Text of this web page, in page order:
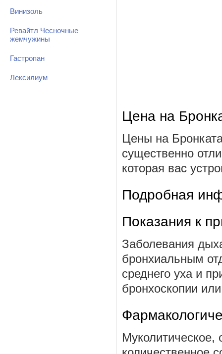
Винизоль
Ревайтл Чесночные
жемчужины
Гастропан
Лексилиум
Цена на
Цены на
существенно
которая вас
Подробная
Показания к
Заболевания
бронхиальным
среднего уха и
бронхоскопии